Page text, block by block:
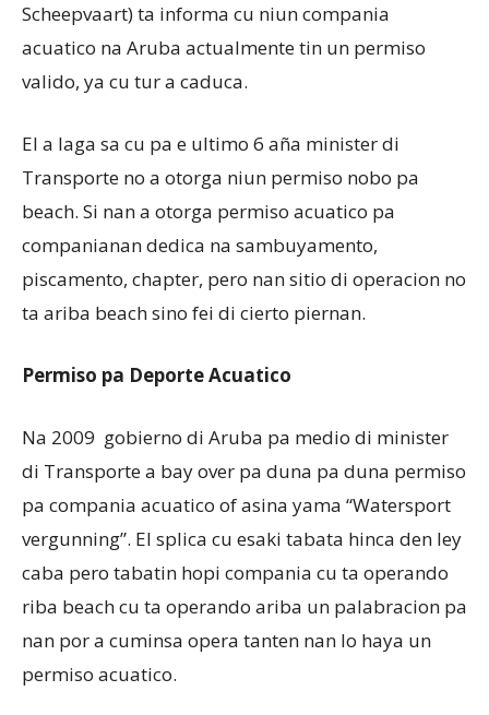
Aruba
Scheepvaart) ta informa cu niun compania
acuatico na Aruba actualmente tin un permiso
valido, ya cu tur a caduca.
El a laga sa cu pa e ultimo 6 aña minister di
Transporte no a otorga niun permiso nobo pa
beach. Si nan a otorga permiso acuatico pa
companianan dedica na sambuyamento,
piscamento, chapter, pero nan sitio di operacion no
ta ariba beach sino fei di cierto piernan.
Permiso pa Deporte Acuatico
Na 2009 gobierno di Aruba pa medio di minister
di Transporte a bay over pa duna pa duna permiso
pa compania acuatico of asina yama “Watersport
vergunning”. El splica cu esaki tabata hinca den ley
caba pero tabatin hopi compania cu ta operando
riba beach cu ta operando ariba un palabracion pa
nan por a cuminsa opera tanten nan lo haya un
permiso acuatico.